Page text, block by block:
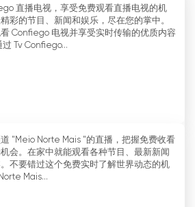
直播电视，享受免费观看直播电视的机
彩的节目、新闻和娱乐，尽在您的掌中。
Confiego 电视并享受实时传输的优质内容
Tv Confiego...
"Meio Norte Mais "的直播，把握免费收看
会。在家中就能观看各种节目、最新新闻
不要错过这个免费实时了解世界动态的机
Mais...